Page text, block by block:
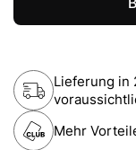
Lieferung in
Mehr